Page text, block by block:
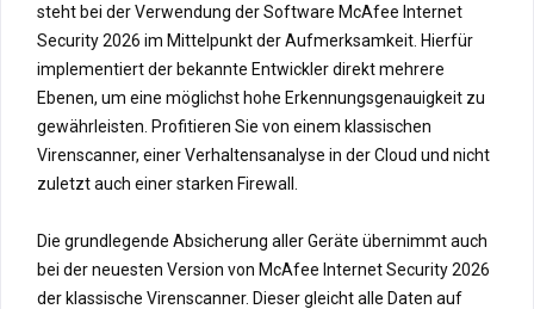
steht bei der Verwendung der Software McAfee Internet
Security 2026 im Mittelpunkt der Aufmerksamkeit. Hierfür
implementiert der bekannte Entwickler direkt mehrere
Ebenen, um eine möglichst hohe Erkennungsgenauigkeit zu
gewährleisten. Profitieren Sie von einem klassischen
Virenscanner, einer Verhaltensanalyse in der Cloud und nicht
zuletzt auch einer starken Firewall.
Die grundlegende Absicherung aller Geräte übernimmt auch
bei der neuesten Version von McAfee Internet Security 2026
der klassische Virenscanner. Dieser gleicht alle Daten auf